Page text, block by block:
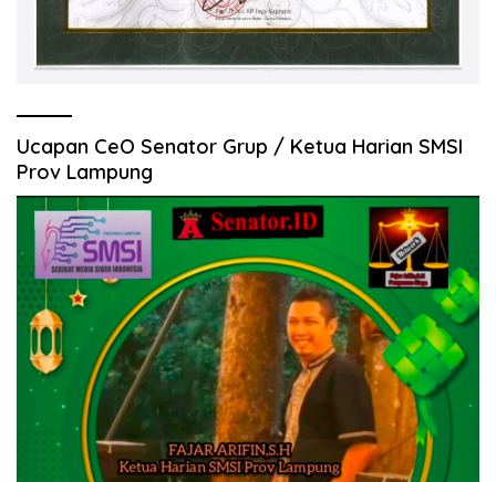
Ucapan CeO Senator Grup / Ketua Harian SMSI
Prov Lampung